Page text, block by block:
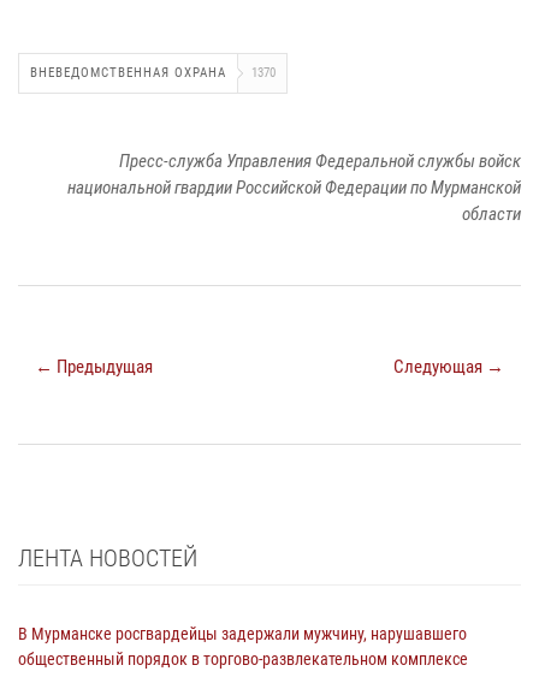
ВНЕВЕДОМСТВЕННАЯ ОХРАНА 1370
Пресс-служба Управления Федеральной службы войск
национальной гвардии Российской Федерации по Мурманской
области
← Предыдущая Следующая →
ЛЕНТА НОВОСТЕЙ
В Мурманске росгвардейцы задержали мужчину, нарушавшего
общественный порядок в торгово-развлекательном комплексе